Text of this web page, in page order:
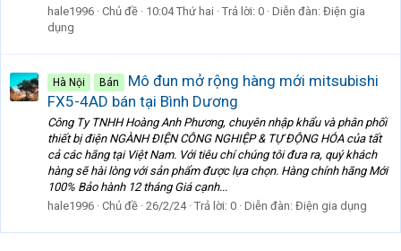
hale1996 Chủ đề 10:04 Thứ hai Trả lời: 0 Diễn đàn: Điện gia
dụng
Hà Nội Bán
Mô đun mở rộng hàng mới mitsubishi
FX5-4AD bán tại Bình Dương
Công Ty TNHH Hoàng Anh Phương, chuyên nhập khẩu và phân phối
thiết bị điện NGÀNH ĐIỆN CÔNG NGHIỆP & TỰ ĐỘNG HÓA của tất
cả các hãng tại Việt Nam. Với tiêu chí chúng tôi đưa ra, quý khách
hàng sẽ hài lòng với sản phẩm được lựa chọn. Hàng chính hãng Mới
100% Bảo hành 12 tháng Giá cạnh...
hale1996 Chủ đề 26/2/24 Trả lời: 0 Diễn đàn: Điện gia dụng